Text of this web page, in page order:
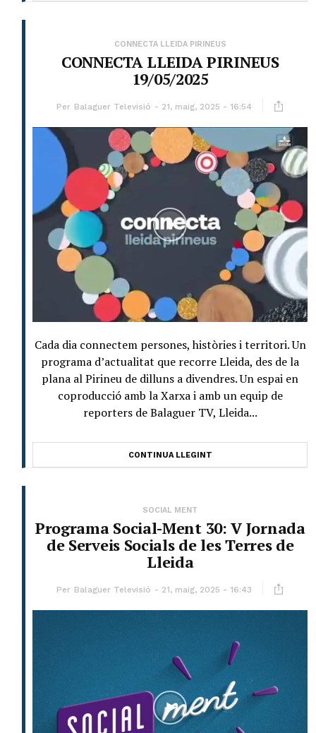
CONNECTA LLEIDA PIRINEUS
CONNECTA LLEIDA PIRINEUS
19/05/2025
Per Balaguer Televisió 21, maig, 2025 - 16:54
Cada dia connectem persones, històries i territori. Un
programa d’actualitat que recorre Lleida, des de la
plana al Pirineu de dilluns a divendres. Un espai en
coproducció amb la Xarxa i amb un equip de
reporters de Balaguer TV, Lleida...
CONTINUA LLEGINT
SOCIAL MENT
Programa Social-Ment 30: V Jornada
de Serveis Socials de les Terres de
Lleida
Per Balaguer Televisió 21, maig, 2025 - 16:43